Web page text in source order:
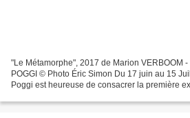
"Le Métamorphe", 2017 de Marion VERBOOM
POGGI © Photo Éric Simon Du 17 juin au 15
Poggi est heureuse de consacrer la première